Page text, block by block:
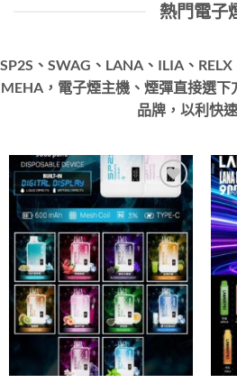
熱門電子
SP2S、SWAG、LANA、ILIA、
MEHA，電子煙主機、煙彈直接選
品牌，以利快
Add to
wishlist